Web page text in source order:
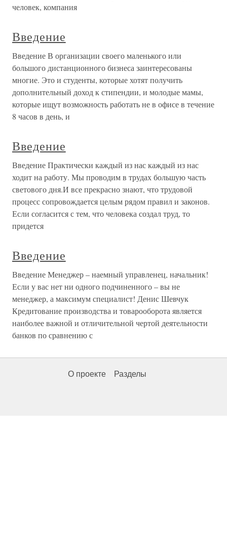
человек, компания
Введение
Введение В организации своего маленького или
большого дистанционного бизнеса заинтересованы
многие. Это и студенты, которые хотят получить
дополнительный доход к стипендии, и молодые мамы,
которые ищут возможность работать не в офисе в течение
8 часов в день, и
Введение
Введение Практически каждый из нас каждый из нас
ходит на работу. Мы проводим в трудах большую часть
светового дня.И все прекрасно знают, что трудовой
процесс сопровождается целым рядом правил и законов.
Если согласится с тем, что человека создал труд, то
придется
Введение
Введение Менеджер – наемный управленец, начальник!
Если у вас нет ни одного подчиненного – вы не
менеджер, а максимум специалист! Денис Шевчук
Кредитование производства и товарооборота является
наиболее важной и отличительной чертой деятельности
банков по сравнению с
О проекте Разделы